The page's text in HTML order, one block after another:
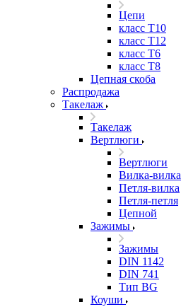
Цепи
класс Т10
класс Т12
класс Т6
класс Т8
Цепная скоба
Распродажа
Такелаж
Такелаж
Вертлюги
Вертлюги
Вилка-вилка
Петля-вилка
Петля-петля
Цепной
Зажимы
Зажимы
DIN 1142
DIN 741
Тип BG
Коуши